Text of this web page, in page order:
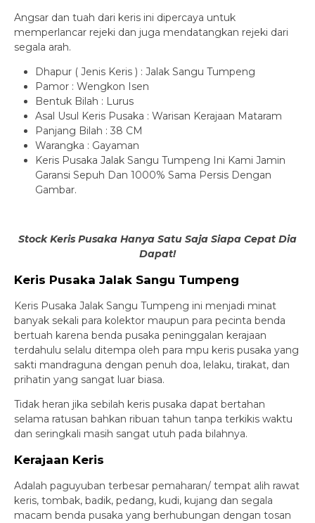
Angsar dan tuah dari keris ini dipercaya untuk
memperlancar rejeki dan juga mendatangkan rejeki dari
segala arah.
Dhapur ( Jenis Keris ) : Jalak Sangu Tumpeng
Pamor : Wengkon Isen
Bentuk Bilah : Lurus
Asal Usul Keris Pusaka : Warisan Kerajaan Mataram
Panjang Bilah : 38 CM
Warangka : Gayaman
Keris Pusaka Jalak Sangu Tumpeng Ini Kami Jamin
Garansi Sepuh Dan 1000% Sama Persis Dengan
Gambar.
Stock Keris Pusaka Hanya Satu Saja Siapa Cepat Dia
Dapat!
Keris Pusaka Jalak Sangu Tumpeng
Keris Pusaka Jalak Sangu Tumpeng ini menjadi minat
banyak sekali para kolektor maupun para pecinta benda
bertuah karena benda pusaka peninggalan kerajaan
terdahulu selalu ditempa oleh para mpu keris pusaka yang
sakti mandraguna dengan penuh doa, lelaku, tirakat, dan
prihatin yang sangat luar biasa.
Tidak heran jika sebilah keris pusaka dapat bertahan
selama ratusan bahkan ribuan tahun tanpa terkikis waktu
dan seringkali masih sangat utuh pada bilahnya.
Kerajaan Keris
Adalah paguyuban terbesar pemaharan/ tempat alih rawat
keris, tombak, badik, pedang, kudi, kujang dan segala
macam benda pusaka yang berhubungan dengan tosan